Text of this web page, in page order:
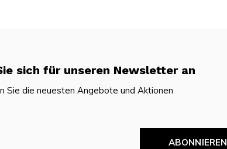
sich für unseren Newsletter an
Sie die neuesten Angebote und Aktionen
ABONNIEREN